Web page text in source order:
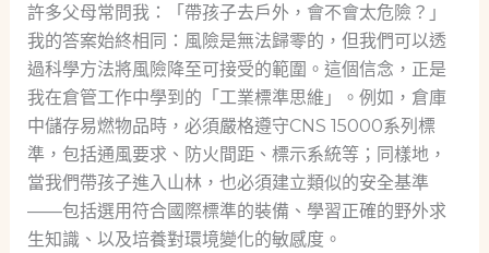
許多父母常問我：「帶孩子去戶外，會不會太危險？」
我的答案始終相同：風險是無法歸零的，但我們可以透
過科學方法將風險降至可接受的範圍。這個信念，正是
我在倉管工作中學到的「工業標準思維」。例如，倉庫
中儲存易燃物品時，必須嚴格遵守CNS 15000系列標
準，包括通風要求、防火間距、標示系統等；同樣地，
當我們帶孩子進入山林，也必須建立類似的安全基準
——包括選用符合國際標準的裝備、學習正確的野外求
生知識、以及培養對環境變化的敏感度。